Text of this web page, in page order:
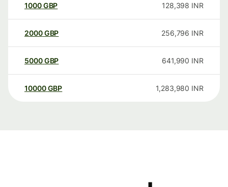
1000GBP 128,398 INR
2000GBP 256,796 INR
5000GBP 641,990 INR
10000 GBP 1,283,980 INR